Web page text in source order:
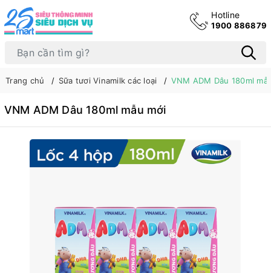
Hotline
1900 886879
Trang chủ Sữa tươi Vinamilk các loại VNM ADM Dâu 180ml
VNM ADM Dâu 180ml mẫu mới